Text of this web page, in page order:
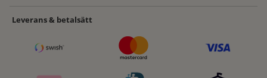
Leverans & betalsätt